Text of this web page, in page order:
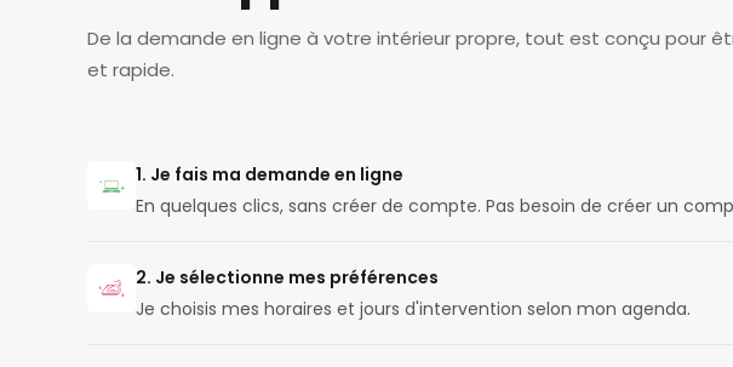
De la demande en ligne à votre intérieur propre, tout est conçu pour
et rapide.
1. Je fais ma demande en ligne
En quelques clics, sans créer de compte. Pas besoin de créer un
2. Je sélectionne mes préférences
Je choisis mes horaires et jours d'intervention selon mon agenda.